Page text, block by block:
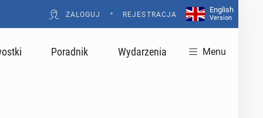
ZALOGUJ • REJESTRACJA
English
Version
Poradnik Wydarzenia Menu